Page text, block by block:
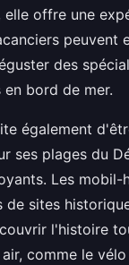
elle offre une
peuvent
des
bord de mer.
également
ses plages du
Les mobil-
de sites
l'histoire
comme le